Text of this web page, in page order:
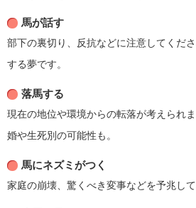
馬が話す
部下の裏切り、反抗などに注意してくださ
する夢です。
落馬する
現在の地位や環境からの転落が考えられま
婚や生死別の可能性も。
馬にネズミがつく
家庭の崩壊、驚くべき変事などを予兆して